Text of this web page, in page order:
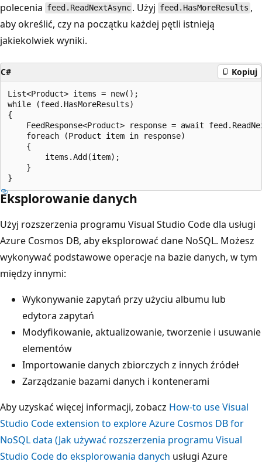
polecenia feed.ReadNextAsync . Użyj feed.HasMoreResults ,
aby określić, czy na początku każdej pętli istnieją
jakiekolwiek wyniki.
C# Kopiuj
List<Product> items = new();
while (feed.HasMoreResults)
{
FeedResponse<Product> response = await
    foreach (Product item in response)
    {
        items.Add(item);
    }
Eksplorowanie danych
Użyj rozszerzenia programu Visual Studio Code dla usługi
Azure Cosmos DB, aby eksplorować dane NoSQL. Możesz
wykonywać podstawowe operacje na bazie danych, w tym
między innymi:
Wykonywanie zapytań przy użyciu albumu lub
edytora zapytań
Modyfikowanie, aktualizowanie, tworzenie i usuwanie
elementów
Importowanie danych zbiorczych z innych źródeł
Zarządzanie bazami danych i kontenerami
Aby uzyskać więcej informacji, zobacz How-to use Visual
Studio Code extension to explore Azure Cosmos DB for
NoSQL data (Jak używać rozszerzenia programu Visual
Studio Code do eksplorowania danych usługi Azure